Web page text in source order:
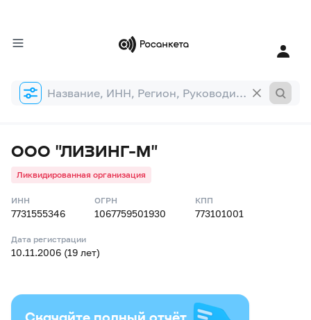
Форма
поиска
ООО "ЛИЗИНГ-М"
Ликвидированная организация
ИНН
7731555346
ОГРН
1067759501930
КПП
773101001
Дата регистрации
10.11.2006 (19 лет)
Скачайте полный отчёт